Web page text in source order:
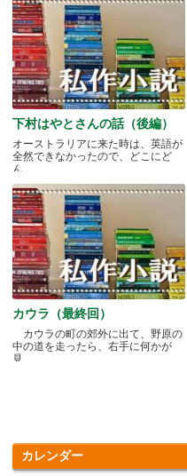
下村はやとさんの話（後編）
オーストラリアに来た時は、英語が
全然できなかったので、どこにど
ん.....
カウラ（最終回）
カウラの町の郊外に出て、野原の
中の道を走ったら、右手に何かが
見.....
カレンダー